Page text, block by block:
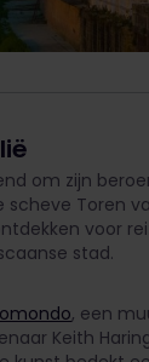
om zijn
Toren
voor
stad.
, een
Keith